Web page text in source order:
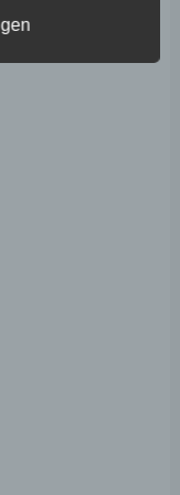
alle
Person (im
zu einer
die
dieser
werden